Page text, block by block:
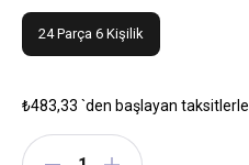
24 Parça 6 Kişilik
₺483,33 `den başlayan taksitlerle